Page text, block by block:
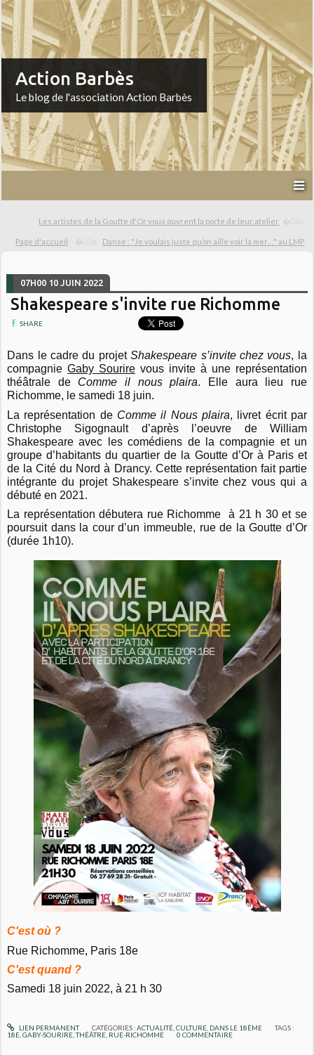
Action Barbès
Le blog de l'association Action Barbès
Les artistes de la Goutte d'Or vous ouvrent la porte de leur atelier
Page d'accueil Danse : "Je voulais juste qu’on aille voir la mer…" au LMP
07H00 10 JUIN 2022
Shakespeare s'invite rue Richomme
SHARE
Dans le cadre du projetShakespeare s’invite chez vous, la
compagnieGaby Sourire vous invite à une représentation
théâtrale de Comme il nous plaira. Elle aura lieu rue
Richomme, le samedi 18 juin.
La représentation de Comme il Nous plaira, livret écrit par
Christophe Sigognault d’après l’oeuvre de William
Shakespeare avec les comédiens de la compagnie et un
groupe d’habitants du quartier de la Goutte d’Or à Paris et
de la Cité du Nord à Drancy. Cette représentation fait partie
intégrante du projet Shakespeare s’invite chez vous qui a
débuté en 2021.
La représentation débutera rue Richomme à 21 h 30 et se
poursuit dans la cour d’un immeuble, rue de la Goutte d’Or
(durée 1h10).
C'est où ?
Rue Richomme, Paris 18e
C'est quand ?
Samedi 18 juin 2022, à 21 h 30
LIEN PERMANENT CATÉGORIES :ACTUALITÉ, CULTURE, DANS LE 18ÈME
TAGS :
18E ,GABY-SOURIRE ,THÉÂTRE RUE-RICHOMME 0 COMMENTAIRE